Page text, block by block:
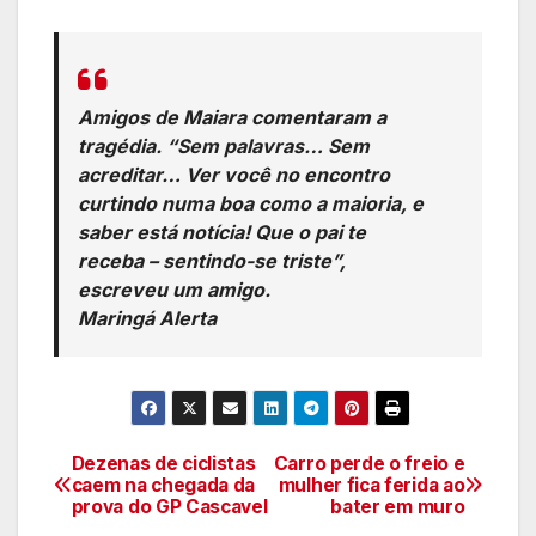
Amigos de Maiara comentaram a
tragédia. “Sem palavras… Sem
acreditar… Ver você no encontro
curtindo numa boa como a maioria, e
saber está notícia! Que o pai te
receba – sentindo-se triste”,
escreveu um amigo.
Maringá Alerta
Navegação
de
Carro perde o freio e
mulher fica ferida ao
bater em muro
Dezenas de ciclistas
caem na chegada da
prova do GP Cascavel